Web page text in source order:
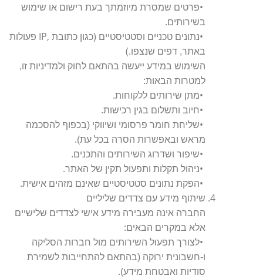
•פרטים שמסרת מיוזמתך בעת רישום או שימוש
בשירותים.
•נתונים טכניים וסטטיסטיים (כגון כתובת IP, פעולות
באתר, דפים שנצפו(.
השימוש במידע ייעשה בהתאם לחוק ולמדיניות זו,
למטרות הבאות:
•מתן שירותים ללקוחות.
•חיוב ותשלום בגין רכישות.
•שליחת חומר פרסומי ושיווקי (בכפוף להסכמה
מראש ובאפשרות הסרה בכל עת).
•שיפור ושדרוג השירותים והתכנים.
•ניהול תקלות ותפעול תקין של האתר.
•הפקת נתונים סטטיסטיים שאינם מזהים אישית.
שיתוף מידע עם צדדים שליליים
החברה אינה מעבירה מידע אישי לצדדים שלישיים
אלא במקרים הבאים:
•לצורך תפעול השירותים מול חברות הסליקה
ו-חשבונית ירוקה (בהתאם להתחייבות לשמירת
סודיות ואבטחת מידע).